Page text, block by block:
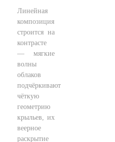
Линейная
композиция
строится на
контрасте
— мягкие
волны
облаков
подчёркивают
чёткую
геометрию
крыльев, их
веерное
раскрытие